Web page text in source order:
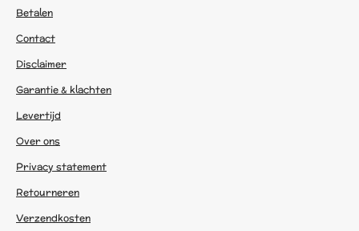
Betalen
Contact
Disclaimer
Garantie & klachten
Levertijd
Over ons
Privacy statement
Retourneren
Verzendkosten